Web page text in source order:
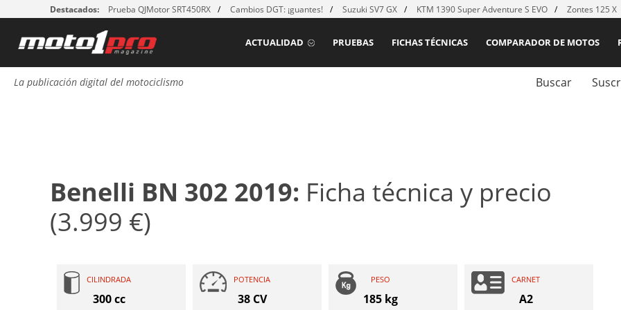
Destacados: Prueba QJMotor SRT450RX Cambios DGT: ¡guantes! Suzuki SV7 GX KTM 1390 Super Adventure S EVO Zontes 125 X
COMPARADOR DE MOTOS
FICHAS TÉCNICAS
PRUEBAS
ACTUALIDAD
La publicación digital del motociclismo Buscar
Benelli BN 302 2019: Ficha técnica y precio
(3.999 €)
CILINDRADA
300 cc
POTENCIA
38 CV
PESO
185 kg
CARNET
A2